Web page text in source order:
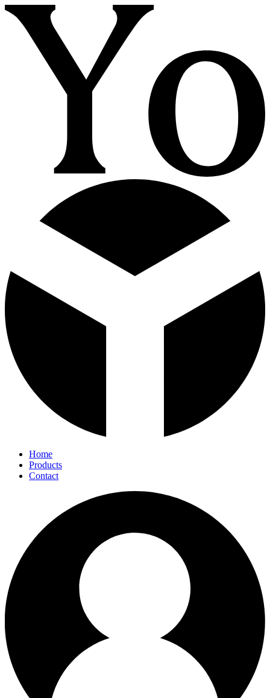
Home
Products
Contact